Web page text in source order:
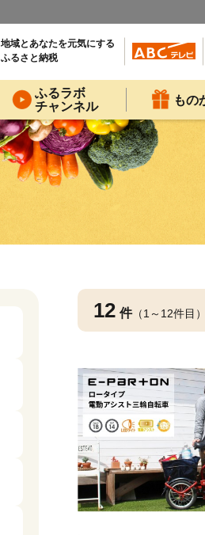
地域とあなたを元気にする
ふるさと納税
ふるラボ
チャンネル
もの
12 件（1～12件目）